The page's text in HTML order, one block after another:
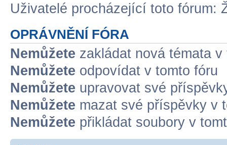
Uživatelé procházející toto fórum:
OPRÁVNĚNÍ FÓRA
Nemůžete zakládat nová témata v
Nemůžete odpovídat v tomto fóru
Nemůžete upravovat své
Nemůžete mazat své příspěvky v
Nemůžete přikládat soubory v